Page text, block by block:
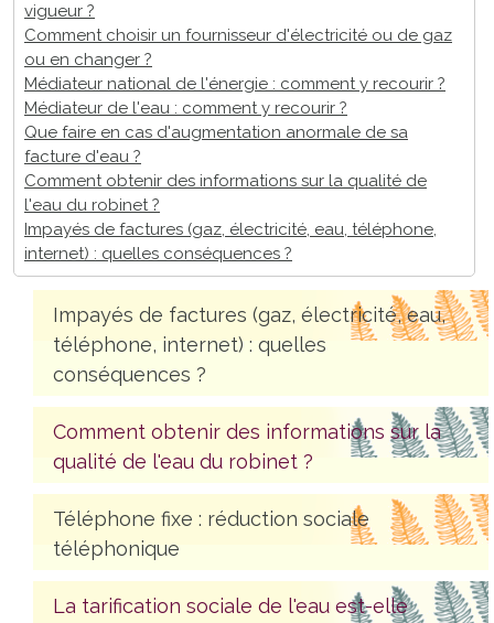
vigueur ?
Comment choisir un fournisseur d'électricité ou de gaz
ou en changer ?
Médiateur national de l'énergie : comment y recourir ?
Médiateur de l'eau : comment y recourir ?
Que faire en cas d'augmentation anormale de sa
facture d'eau ?
Comment obtenir des informations sur la qualité de
l'eau du robinet ?
Impayés de factures (gaz, électricité, eau, téléphone,
internet) : quelles conséquences ?
Impayés de factures (gaz, électricité, eau,
téléphone, internet) : quelles
conséquences ?
Comment obtenir des informations sur la
qualité de l'eau du robinet ?
Téléphone fixe : réduction sociale
téléphonique
La tarification sociale de l'eau est-elle